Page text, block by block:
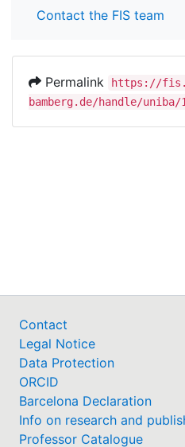
Contact the FIS team
Permalink
https://
bamberg.de/handle/uniba/
Contact
Legal Notice
Data Protection
ORCID
Barcelona Declaration
Info on research and
Professor Catalogue